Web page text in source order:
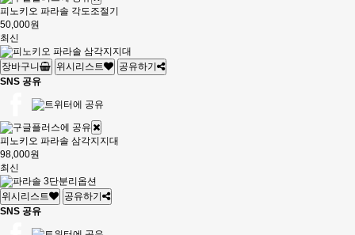
피노키오 파라솔 각도조절기
50,000원
최신
장바구니 위시리스트
공유하기
SNS 공유
피노키오 파라솔 삼각지지대
98,000원
최신
위시리스트
공유하기
SNS 공유